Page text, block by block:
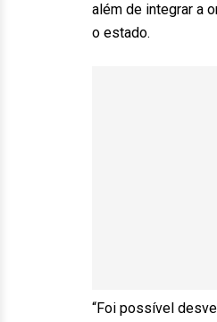
além de integrar a
o estado.
“Foi possível